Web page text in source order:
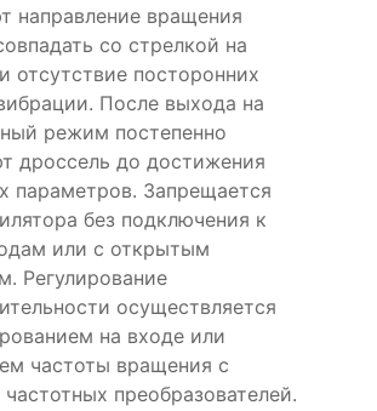
направление вращения
со стрелкой на
отсутствие посторонних
После выхода на
режим постепенно
дроссель до достижения
параметров. Запрещается
без подключения к
или с открытым
Регулирование
осуществляется
на входе или
частоты вращения с
преобразователей.